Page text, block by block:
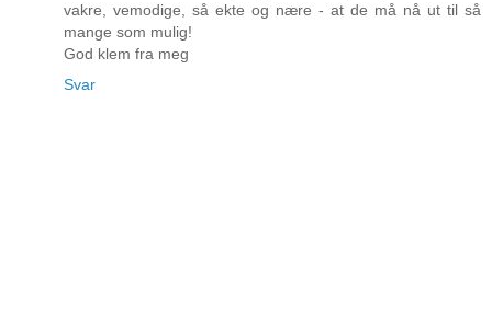
vakre, vemodige, så ekte og nære - at de må nå ut til så
mange som mulig!
God klem fra meg
Svar